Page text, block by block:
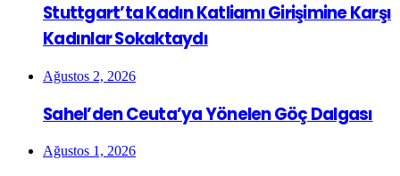
Stuttgart’ta Kadın Katliamı Girişimine Karşı
Kadınlar Sokaktaydı
Ağustos 2, 2026
Sahel’den Ceuta’ya Yönelen Göç Dalgası
Ağustos 1, 2026